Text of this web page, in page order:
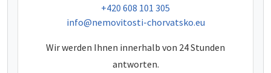
tel:
+420 608 101 305
e-mail:
info@nemovitosti-chorvatsko.eu
Wir werden Ihnen innerhalb von 24 Stunden
antworten.